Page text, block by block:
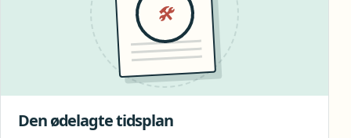
🛠
Den ødelagte tidsplan